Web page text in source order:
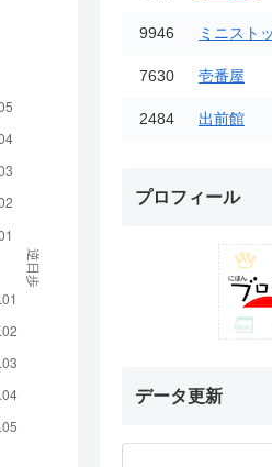
9946 ミニスト
7630 壱番屋
2484 出前館
プロフィール
データ更新